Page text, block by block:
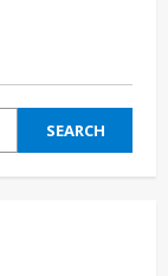
SEARCH